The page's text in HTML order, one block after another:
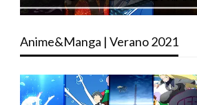
Anime&Manga | Verano 2021